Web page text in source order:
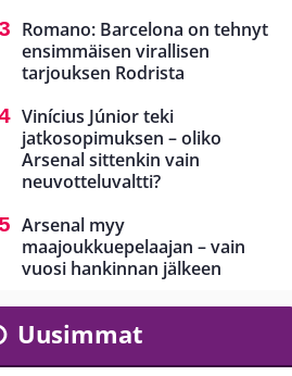
Romano: Barcelona on tehnyt
ensimmäisen virallisen
tarjouksen Rodrista
Vinícius Júnior teki
jatkosopimuksen – oliko
Arsenal sittenkin vain
neuvotteluvaltti?
Arsenal myy
maajoukkuepelaajan – vain
vuosi hankinnan jälkeen
Uusimmat